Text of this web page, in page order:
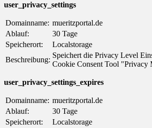
user_privacy_settings
Domainname: mueritzportal.de
Ablauf:
30 Tage
Speicherort:
Localstorage
Beschreibung:
Speichert die Privacy Level
Cookie Consent Tool "Privacy
user_privacy_settings_expires
Domainname: mueritzportal.de
Ablauf:
30 Tage
Speicherort:
Localstorage